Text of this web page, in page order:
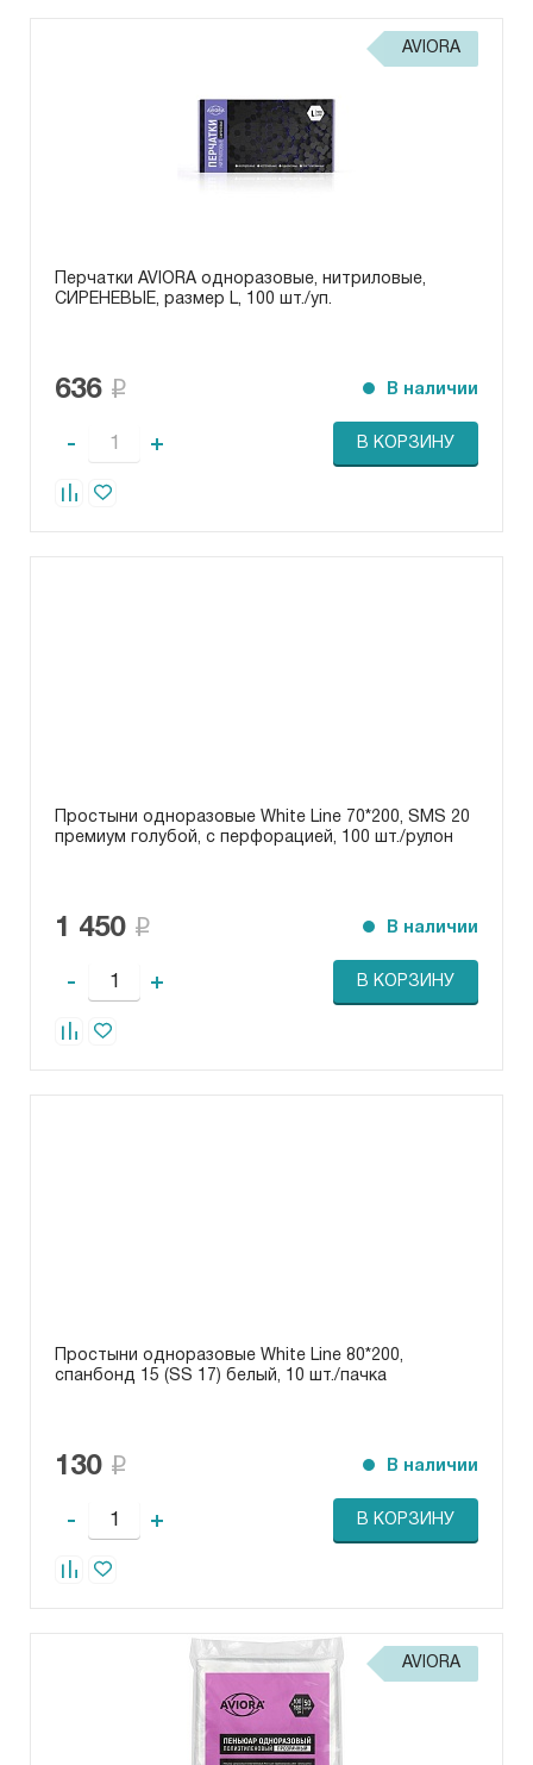
AVIORA
Перчатки AVIORA одноразовые, нитриловые,
СИРЕНЕВЫЕ, размер L, 100 шт./уп.
636 В наличии
- + В КОРЗИНУ
Простыни одноразовые White Line 70*200, SMS 20
премиум голубой, с перфорацией, 100 шт./рулон
1 450 В наличии
- + В КОРЗИНУ
Простыни одноразовые White Line 80*200,
спанбонд 15 (SS 17) белый, 10 шт./пачка
130 В наличии
- + В КОРЗИНУ
AVIORA